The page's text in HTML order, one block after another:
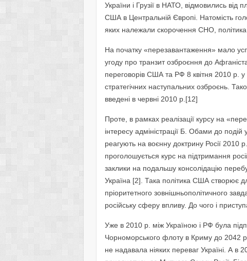
України і Грузії в НАТО, відмовились від
США в Центральній Європі. Натомість
яких належали скорочення СНО, політика в
На початку «перезавантаження» мало
угоду про транзит озброєння до
переговорів США та РФ 8 квітня 2010 р.
стратегічних наступальних озброєнь.
введені в червні 2010 р.[12]
Проте, в рамках реалізації курсу на
інтересу адміністрації Б. Обами до
реагують на воєнну доктрину Росії 2010
проголошується курс на підтримання
заклики на подальшу консолідацію
Україна [2]. Така політика США створює
пріоритетного зовнішньополітичного
російську сферу впливу. До чого і
Уже в 2010 р. між Україною і РФ була
Чорноморського флоту в Криму до 2042
не надавала ніяких переваг Україні. А в